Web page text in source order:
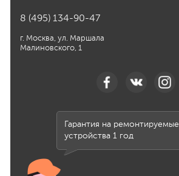
8 (495) 134-90-47
г. Москва, ул. Маршала
Малиновского, 1
Гарантия на ремонтируемые
устройства 1 год